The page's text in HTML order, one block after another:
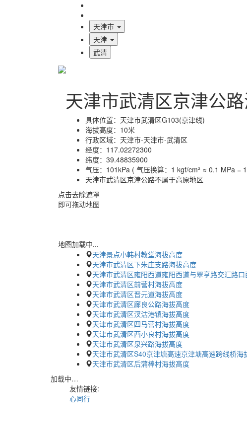
天津市
天津
武清
天津市武清区京津公
具体位置： 天津市武清区G103(京津线)
海拔高度： 10米
行政区域： 天津市-天津市-武清区
经度： 117.02272300
纬度： 39.48835900
气压： 101kPa ( 气压换算：1 kgf/cm² ≈ 0.1 MPa =
天津市武清区京津公路不属于高原地区
点击去除遮罩
即可拖动地图
地图加载中...
天津景点小韩村教堂海拔高度
天津市武清区下朱庄支路海拔高度
天津市武清区雍阳西道雍阳西道与翠亨路交汇路
天津市武清区前营村海拔高度
天津市武清区晋元道海拔高度
天津市武清区廊良公路海拔高度
天津市武清区汊沽港镇海拔高度
天津市武清区四马营村海拔高度
天津市武清区西小良村海拔高度
天津市武清区泉兴路海拔高度
天津市武清区S40京津塘高速京津塘高速跨线桥海
天津市武清区后蒲棒村海拔高度
加载中…
友情链接:
心同行